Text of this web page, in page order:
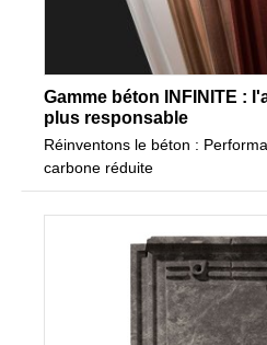
Gamme béton INFINITE :
plus responsable
Réinventons le béton :
carbone réduite